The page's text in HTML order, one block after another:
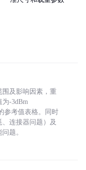
围及影响因素，重
为-3dBm
参考值表格。同时
连接器问题）及
题。